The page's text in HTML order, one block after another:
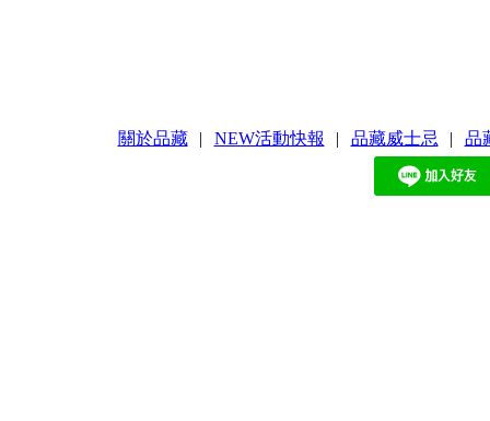
關於品藏 | NEW活動快報 | 品藏威士忌 | 品